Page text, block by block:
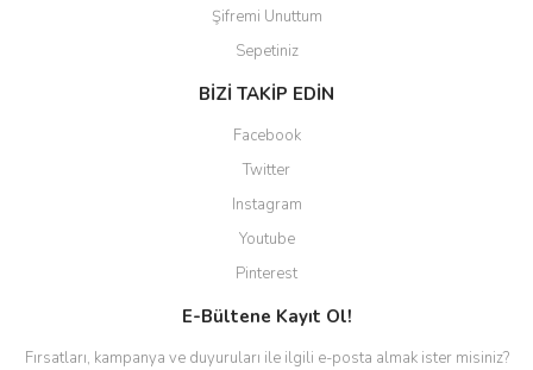
Şifremi Unuttum
Sepetiniz
BİZİ TAKİP EDİN
Facebook
Twitter
Instagram
Youtube
Pinterest
E-Bültene Kayıt Ol!
Fırsatları, kampanya ve duyuruları ile ilgili e-posta almak ister misiniz?